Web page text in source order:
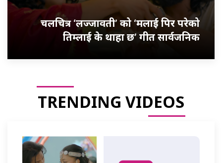
चलचित्र ‘लज्जावती’ को ‘मलाई पिर परेको
तिम्लाई के थाहा छ’ गीत सार्वजनिक
TRENDING VIDEOS